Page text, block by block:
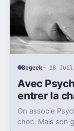
Begeek· 18 Juil
Avec
entrer la
On associe
choc. Mais son